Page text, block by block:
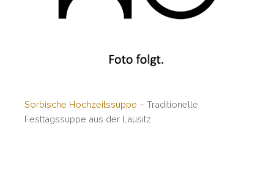
Sorbische Hochzeitssuppe – Traditionelle
Festtagssuppe aus der Lausitz.